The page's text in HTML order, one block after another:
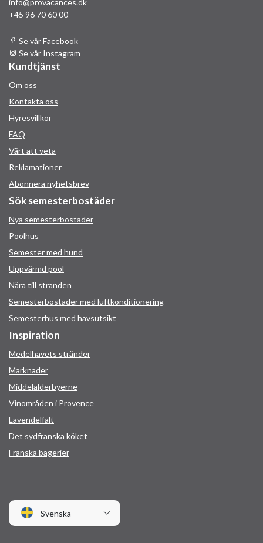
info@provacances.dk
+45 96 70 60 00
Se vår Facebook
Se vår Instagram
Kundtjänst
Om oss
Kontakta oss
Hyresvillkor
FAQ
Värt att veta
Reklamationer
Abonnera nyhetsbrev
Sök semesterbostäder
Nya semesterbostäder
Poolhus
Semester med hund
Uppvärmd pool
Nära till stranden
Semesterbostäder med luftkonditionering
Semesterhus med havsutsikt
Inspiration
Medelhavets stränder
Marknader
Middelalderbyerne
Vinområden i Provence
Lavendelfält
Det sydfranska köket
Franska bagerier
Svenska